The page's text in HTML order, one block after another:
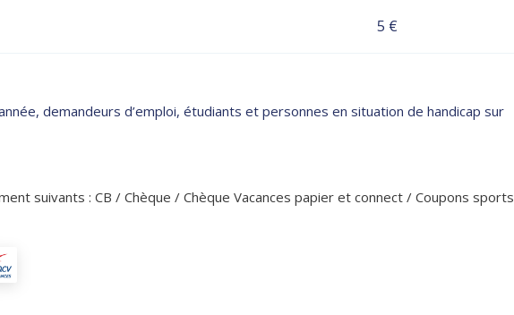
5 €
demandeurs d’emploi, étudiants et personnes en situation de handicap sur
suivants : CB / Chèque / Chèque Vacances papier et connect / Coupons sports